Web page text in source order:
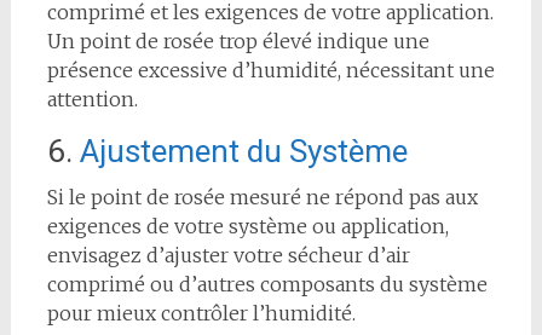
comprimé et les exigences de votre application.
Un point de rosée trop élevé indique une
présence excessive d’humidité, nécessitant une
attention.
6. Ajustement du Système
Si le point de rosée mesuré ne répond pas aux
exigences de votre système ou application,
envisagez d’ajuster votre sécheur d’air
comprimé ou d’autres composants du système
pour mieux contrôler l’humidité.